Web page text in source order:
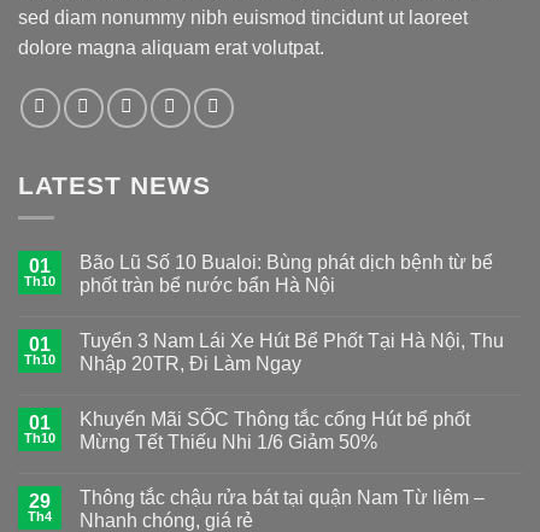
sed diam nonummy nibh euismod tincidunt ut laoreet
dolore magna aliquam erat volutpat.
LATEST NEWS
01
Th10
Bão Lũ Số 10 Bualoi: Bùng phát dịch bệnh từ bể
phốt tràn bể nước bẩn Hà Nội
01
Th10
Tuyển 3 Nam Lái Xe Hút Bể Phốt Tại Hà Nội, Thu
Nhập 20TR, Đi Làm Ngay
01
Th10
Khuyến Mãi SỐC Thông tắc cống Hút bể phốt
Mừng Tết Thiếu Nhi 1/6 Giảm 50%
29
Th4
Thông tắc chậu rửa bát tại quận Nam Từ liêm –
Nhanh chóng, giá rẻ